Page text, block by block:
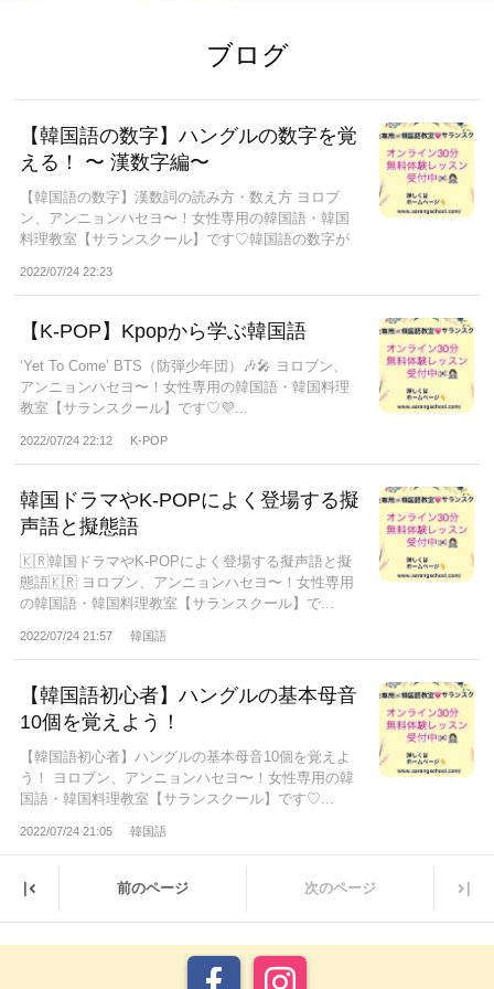
ブログ
【韓国語の数字】ハングルの数字を覚
える！ 〜 漢数字編〜
【韓国語の数字】漢数詞の読み方・数え方 ヨロブ
ン、アンニョンハセヨ〜！女性専用の韓国語・韓国
料理教室【サランスクール】です♡韓国語の数字が
2022/07/24 22:23
【K-POP】Kpopから学ぶ韓国語
‘Yet To Come’ BTS（防弾少年団）🎶🎤 ヨロブン、
アンニョンハセヨ〜！女性専用の韓国語・韓国料理
教室【サランスクール】です♡💜...
2022/07/24 22:12 K-POP
韓国ドラマやK-POPによく登場する擬
声語と擬態語
🇰🇷韓国ドラマやK-POPによく登場する擬声語と擬
態語🇰🇷 ヨロブン、アンニョンハセヨ〜！女性専用
の韓国語・韓国料理教室【サランスクール】で...
2022/07/24 21:57 韓国語
【韓国語初心者】ハングルの基本母音
10個を覚えよう！
【韓国語初心者】ハングルの基本母音10個を覚えよ
う！ ヨロブン、アンニョンハセヨ〜！女性専用の韓
国語・韓国料理教室【サランスクール】です♡...
2022/07/24 21:05 韓国語
| 前のページ 次のページ |